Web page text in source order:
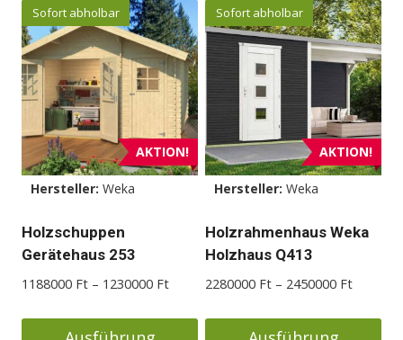
AKTION!
Sofort abholbar
Hersteller: Weka
Holzschuppen
Gerätehaus 253
1188000 Ft – 1230000 FtPreisspanne:
bis
AKTION!
Sofort abholbar
Hersteller: Weka
Holzrahmenhaus Weka
Holzhaus Q413
2280000 Ft – 2450000 Ft
bis